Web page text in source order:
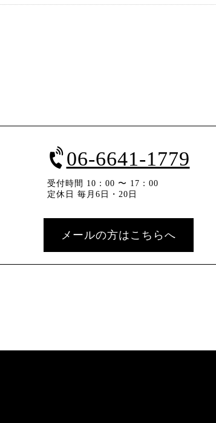
06-6641-1779
受付時間 10：00 〜 17：00
定休日 毎月6日・20日
メールの方はこちらへ